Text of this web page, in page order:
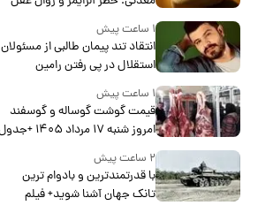
افزایش می‌یابد؟
۱ ساعت پیش
انتقاد تند پیمان طالبی از مسئولان
استقلال در پی رفتن رامین
رضاییان+ عکس
۱ ساعت پیش
قیمت گوشت گوساله و گوسفند
امروز شنبه ۱۷ مرداد ۱۴۰۵ +جدول
۲ ساعت پیش
با قدرتمندترین و بادوام ترین
تانک جهان آشنا شوید+ فیلم